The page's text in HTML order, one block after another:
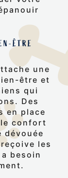
ÊTRE
une
être et
qui
Des
en place
confort
dévouée
les
besoin